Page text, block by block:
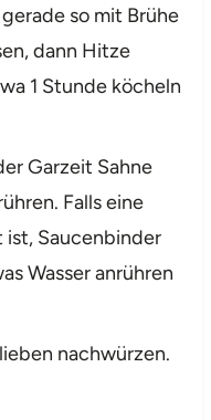
so mit Brühe
dann Hitze
1 Stunde köcheln
Garzeit Sahne
Falls eine
Saucenbinder
Wasser anrühren
nachwürzen.